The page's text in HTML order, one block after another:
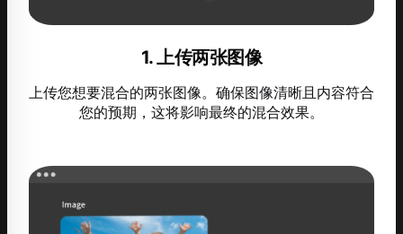
1. 上传两张图像
上传您想要混合的两张图像。确保图像清晰且内容符合
您的预期，这将影响最终的混合效果。